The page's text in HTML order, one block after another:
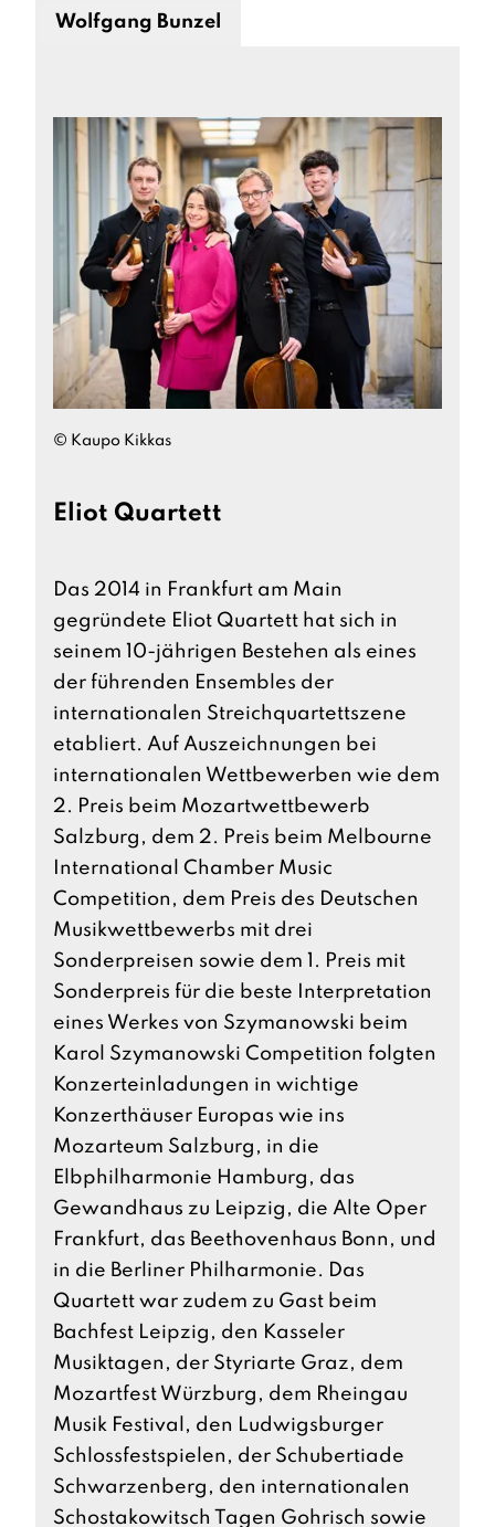
Wolfgang Bunzel
© Kaupo Kikkas
Eliot Quartett
Das 2014 in Frankfurt am Main
gegründete Eliot Quartett hat sich in
seinem 10-jährigen Bestehen als eines
der führenden Ensembles der
internationalen Streichquartettszene
etabliert. Auf Auszeichnungen bei
internationalen Wettbewerben wie dem
2. Preis beim Mozartwettbewerb
Salzburg, dem 2. Preis beim Melbourne
International Chamber Music
Competition, dem Preis des Deutschen
Musikwettbewerbs mit drei
Sonderpreisen sowie dem 1. Preis mit
Sonderpreis für die beste Interpretation
eines Werkes von Szymanowski beim
Karol Szymanowski Competition folgten
Konzerteinladungen in wichtige
Konzerthäuser Europas wie ins
Mozarteum Salzburg, in die
Elbphilharmonie Hamburg, das
Gewandhaus zu Leipzig, die Alte Oper
Frankfurt, das Beethovenhaus Bonn, und
in die Berliner Philharmonie. Das
Quartett war zudem zu Gast beim
Bachfest Leipzig, den Kasseler
Musiktagen, der Styriarte Graz, dem
Mozartfest Würzburg, dem Rheingau
Musik Festival, den Ludwigsburger
Schlossfestspielen, der Schubertiade
Schwarzenberg, den internationalen
Schostakowitsch Tagen Gohrisch sowie